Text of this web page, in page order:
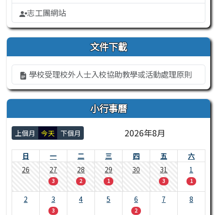
志工團網站
文件下載
學校受理校外人士入校協助教學或活動處理原則
小行事曆
上個月 今天 下個月 2026年8月
日 一 二 三 四 五
六
26
27
3
28
2
29
1
30 31
3
1
1
2 3
3
4 5 6
2
7 8